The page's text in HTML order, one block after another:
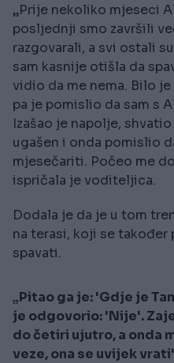
„Prije nekoliko mjeseci
posljednji smo završili
razgovarali, a svi ostali
sam kasnije otišla da
vidio da me nema. Bilo
pa je pomislio da sam s
Izašao je napolje,
ugašen i onda pomislio
mjesečariti. Počeo me
ispričala je voditeljica.
Dodala je da je u tom
na terasi, koji se
spavati.
„Pitao ga je: 'Gdje je
je odgovorio: 'Nije'.
do četiri ujutro, a onda
veze, ona se uvijek vrati'